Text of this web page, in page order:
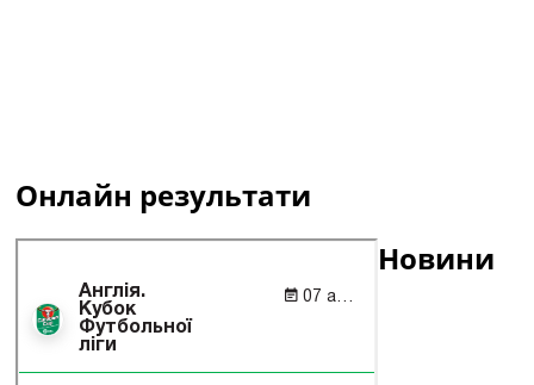
Онлайн результати
Новини